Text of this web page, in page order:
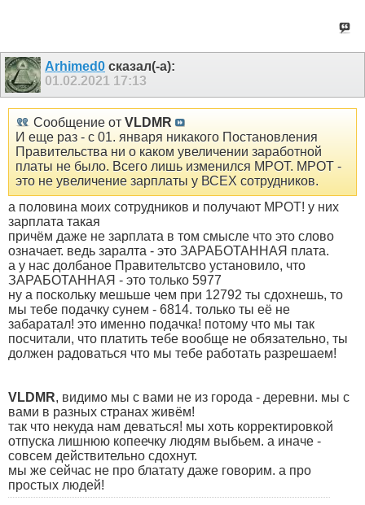
Arhimed0 сказал(-а):
01.02.2021 17:13
Сообщение от VLDMR
И еще раз - с 01. января никакого Постановления
Правительства ни о каком увеличении заработной
платы не было. Всего лишь изменился МРОТ. МРОТ -
это не увеличение зарплаты у ВСЕХ сотрудников.
а половина моих сотрудников и получают МРОТ! у них
зарплата такая
причём даже не зарплата в том смысле что это слово
означает. ведь заралта - это ЗАРАБОТАННАЯ плата.
а у нас долбаное Правительтсво установило, что
ЗАРАБОТАННАЯ - это только 5977
ну а поскольку мешьше чем при 12792 ты сдохнешь, то
мы тебе подачку сунем - 6814. только ты её не
забаратал! это именно подачка! потому что мы так
посчитали, что платить тебе вообще не обязательно, ты
должен радоваться что мы тебе работать разрешаем!
VLDMR, видимо мы с вами не из города - деревни. мы с
вами в разных странах живём!
так что некуда нам деваться! мы хоть корректировкой
отпуска лишнюю копеечку людям выбьем. а иначе -
совсем действительно сдохнут.
мы же сейчас не про блатату даже говорим. а про
простых людей!